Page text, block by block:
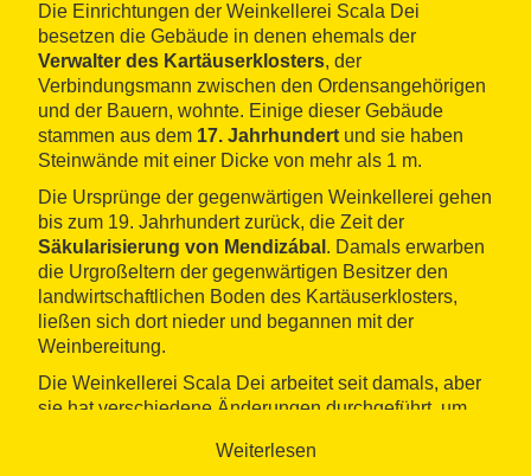
Die Einrichtungen der Weinkellerei Scala Dei
besetzen die Gebäude in denen ehemals der
Verwalter des Kartäuserklosters, der
Verbindungsmann zwischen den Ordensangehörigen
und der Bauern, wohnte. Einige dieser Gebäude
stammen aus dem 17. Jahrhundert und sie haben
Steinwände mit einer Dicke von mehr als 1 m.
Die Ursprünge der gegenwärtigen Weinkellerei gehen
bis zum 19. Jahrhundert zurück, die Zeit der
Säkularisierung von Mendizábal . Damals erwarben
die Urgroßeltern der gegenwärtigen Besitzer den
landwirtschaftlichen Boden des Kartäuserklosters,
ließen sich dort nieder und begannen mit der
Weinbereitung.
Die Weinkellerei Scala Dei arbeitet seit damals, aber
sie hat verschiedene Änderungen durchgeführt, um
Gründung einer Aktiengesellschaft
Weiterlesen